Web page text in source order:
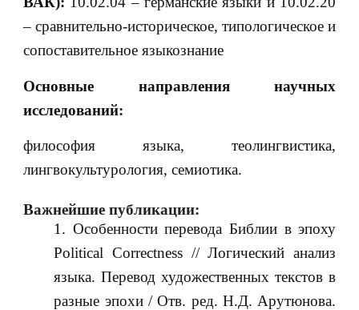
– сравнительно-историческое, типологическое и
сопоставительное языкознание
Основные направления научных
исследований:
философия языка, теолингвистика,
лингвокультурология, семиотика.
Важнейшие публикации:
Особенности перевода Библии в эпоху
Political Correctness // Логический анализ
языка. Перевод художественных текстов в
разные эпохи / Отв. ред. Н.Д. Арутюнова.